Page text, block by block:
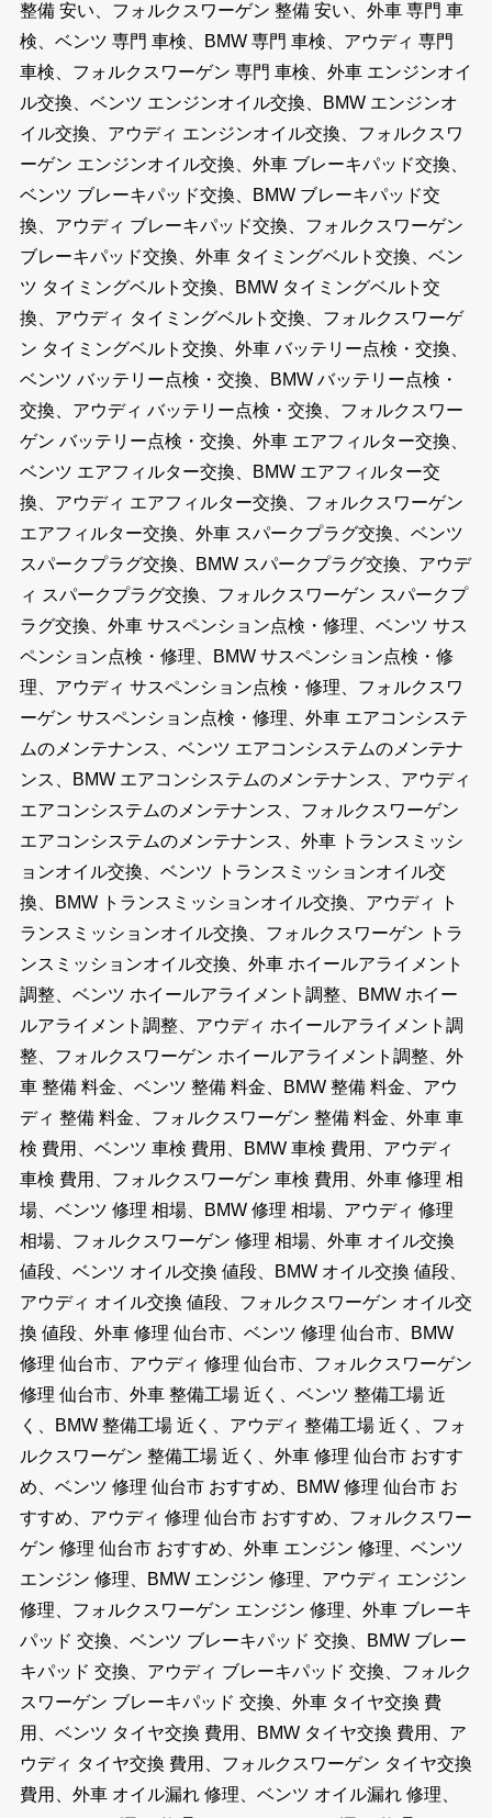
整備 安い、フォルクスワーゲン 整備 安い、外車 専門 車
検、ベンツ 専門 車検、BMW 専門 車検、アウディ 専門
車検、フォルクスワーゲン 専門 車検、外車 エンジンオイ
ル交換、ベンツ エンジンオイル交換、BMW エンジンオ
イル交換、アウディ エンジンオイル交換、フォルクスワ
ーゲン エンジンオイル交換、外車 ブレーキパッド交換、
ベンツ ブレーキパッド交換、BMW ブレーキパッド交
換、アウディ ブレーキパッド交換、フォルクスワーゲン
ブレーキパッド交換、外車 タイミングベルト交換、ベン
ツ タイミングベルト交換、BMW タイミングベルト交
換、アウディ タイミングベルト交換、フォルクスワーゲ
ン タイミングベルト交換、外車 バッテリー点検・交換、
ベンツ バッテリー点検・交換、BMW バッテリー点検・
交換、アウディ バッテリー点検・交換、フォルクスワー
ゲン バッテリー点検・交換、外車 エアフィルター交換、
ベンツ エアフィルター交換、BMW エアフィルター交
換、アウディ エアフィルター交換、フォルクスワーゲン
エアフィルター交換、外車 スパークプラグ交換、ベンツ
スパークプラグ交換、BMW スパークプラグ交換、アウデ
ィ スパークプラグ交換、フォルクスワーゲン スパークプ
ラグ交換、外車 サスペンション点検・修理、ベンツ サス
ペンション点検・修理、BMW サスペンション点検・修
理、アウディ サスペンション点検・修理、フォルクスワ
ーゲン サスペンション点検・修理、外車 エアコンシステ
ムのメンテナンス、ベンツ エアコンシステムのメンテナ
ンス、BMW エアコンシステムのメンテナンス、アウディ
エアコンシステムのメンテナンス、フォルクスワーゲン
エアコンシステムのメンテナンス、外車 トランスミッシ
ョンオイル交換、ベンツ トランスミッションオイル交
換、BMW トランスミッションオイル交換、アウディ ト
ランスミッションオイル交換、フォルクスワーゲン トラ
ンスミッションオイル交換、外車 ホイールアライメント
調整、ベンツ ホイールアライメント調整、BMW ホイー
ルアライメント調整、アウディ ホイールアライメント調
整、フォルクスワーゲン ホイールアライメント調整、外
車 整備 料金、ベンツ 整備 料金、BMW 整備 料金、アウ
ディ 整備 料金、フォルクスワーゲン 整備 料金、外車 車
検 費用、ベンツ 車検 費用、BMW 車検 費用、アウディ
車検 費用、フォルクスワーゲン 車検 費用、外車 修理 相
場、ベンツ 修理 相場、BMW 修理 相場、アウディ 修理
相場、フォルクスワーゲン 修理 相場、外車 オイル交換
値段、ベンツ オイル交換 値段、BMW オイル交換 値段、
アウディ オイル交換 値段、フォルクスワーゲン オイル交
換 値段、外車 修理 仙台市、ベンツ 修理 仙台市、BMW
修理 仙台市、アウディ 修理 仙台市、フォルクスワーゲン
修理 仙台市、外車 整備工場 近く、ベンツ 整備工場 近
く、BMW 整備工場 近く、アウディ 整備工場 近く、フォ
ルクスワーゲン 整備工場 近く、外車 修理 仙台市 おすす
め、ベンツ 修理 仙台市 おすすめ、BMW 修理 仙台市 お
すすめ、アウディ 修理 仙台市 おすすめ、フォルクスワー
ゲン 修理 仙台市 おすすめ、外車 エンジン 修理、ベンツ
エンジン 修理、BMW エンジン 修理、アウディ エンジン
修理、フォルクスワーゲン エンジン 修理、外車 ブレーキ
パッド 交換、ベンツ ブレーキパッド 交換、BMW ブレー
キパッド 交換、アウディ ブレーキパッド 交換、フォルク
スワーゲン ブレーキパッド 交換、外車 タイヤ交換 費
用、ベンツ タイヤ交換 費用、BMW タイヤ交換 費用、ア
ウディ タイヤ交換 費用、フォルクスワーゲン タイヤ交換
費用、外車 オイル漏れ 修理、ベンツ オイル漏れ 修理、